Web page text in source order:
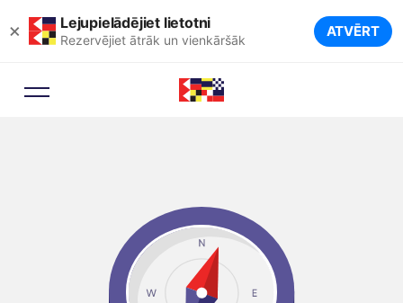
× Lejupielādējiet lietotni
Rezervējiet ātrāk un vienkāršāk ATVĒRT